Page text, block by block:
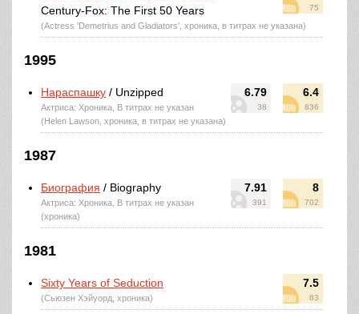
75
Century-Fox: The First 50 Years
(Actress 'Demetrius and Gladiators', хроника, в титрах не указана)
1995
6.79
38
6.4
836
Нараспашку / Unzipped
Актриса: Хроника, В титрах не указан
(Helen Lawson, хроника, в титрах не указана)
1987
7.91
391
8
702
Биография / Biography
Актриса: Хроника, В титрах не указан
(хроника)
1981
7.5
63
Sixty Years of Seduction
(Сьюзен Хэйуорд, хроника)